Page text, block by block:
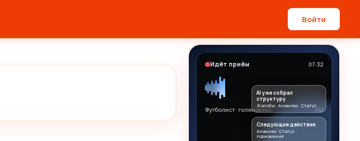
Войти
Идёт приём 07:32
Футболист · голеностоп RU
AI уже собрал
структуру
Жалобы · Анамнез · Статус
Следующие действия
Анамнез · Статус ·
Назначения